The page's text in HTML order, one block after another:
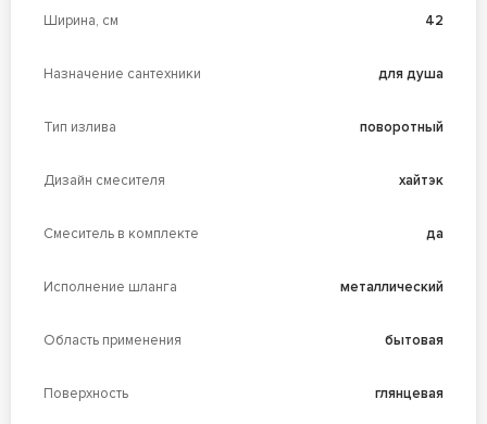
Ширина, см 42
Назначение сантехники для душа
Тип излива поворотный
Дизайн смесителя хайтэк
Смеситель в комплекте да
Исполнение шланга металлический
Область применения бытовая
Поверхность глянцевая